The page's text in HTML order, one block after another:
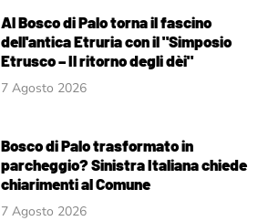
Al Bosco di Palo torna il fascino
dell'antica Etruria con il "Simposio
Etrusco – Il ritorno degli dèi"
7 Agosto 2026
Bosco di Palo trasformato in
parcheggio? Sinistra Italiana chiede
chiarimenti al Comune
7 Agosto 2026